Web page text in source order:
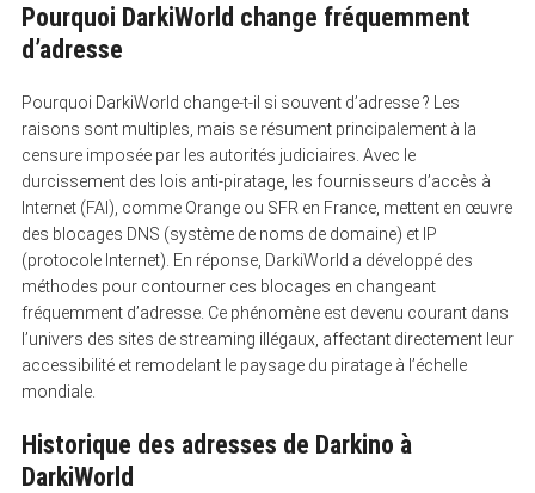
Pourquoi DarkiWorld change fréquemment
d’adresse
Pourquoi DarkiWorld change-t-il si souvent d’adresse ? Les
raisons sont multiples, mais se résument principalement à la
censure imposée par les autorités judiciaires. Avec le
durcissement des lois anti-piratage, les fournisseurs d’accès à
Internet (FAI), comme Orange ou SFR en France, mettent en œuvre
des blocages DNS (système de noms de domaine) et IP
(protocole Internet). En réponse, DarkiWorld a développé des
méthodes pour contourner ces blocages en changeant
fréquemment d’adresse. Ce phénomène est devenu courant dans
l’univers des sites de streaming illégaux, affectant directement leur
accessibilité et remodelant le paysage du piratage à l’échelle
mondiale.
Historique des adresses de Darkino à
DarkiWorld